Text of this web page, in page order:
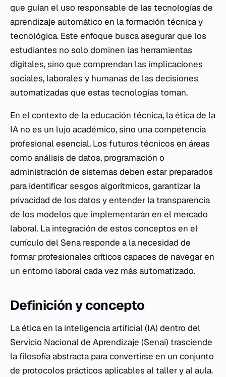
que guían el uso responsable de las tecnologías de
aprendizaje automático en la formación técnica y
tecnológica. Este enfoque busca asegurar que los
estudiantes no solo dominen las herramientas
digitales, sino que comprendan las implicaciones
sociales, laborales y humanas de las decisiones
automatizadas que estas tecnologías toman.
En el contexto de la educación técnica, la ética de la
IA no es un lujo académico, sino una competencia
profesional esencial. Los futuros técnicos en áreas
como análisis de datos, programación o
administración de sistemas deben estar preparados
para identificar sesgos algorítmicos, garantizar la
privacidad de los datos y entender la transparencia
de los modelos que implementarán en el mercado
laboral. La integración de estos conceptos en el
currículo del Sena responde a la necesidad de
formar profesionales críticos capaces de navegar en
un entorno laboral cada vez más automatizado.
Definición y concepto
La ética en la inteligencia artificial (IA) dentro del
Servicio Nacional de Aprendizaje (Senai) trasciende
la filosofíaabstracta para convertirse en un conjunto
de protocolos prácticos aplicables al taller y al aula.